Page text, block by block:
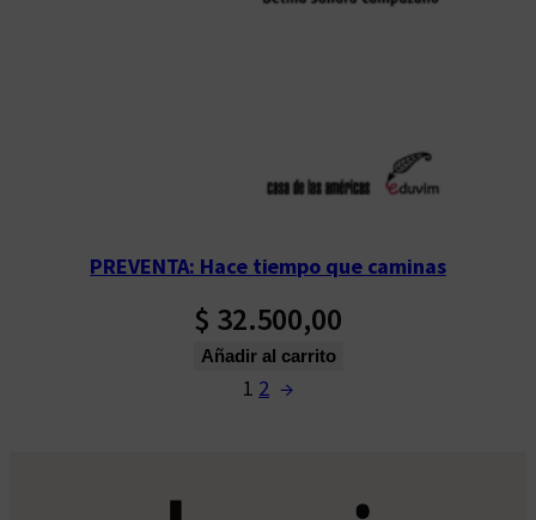
PREVENTA: Hace tiempo que caminas
$ 32.500,00
Añadir al carrito
1 2 →